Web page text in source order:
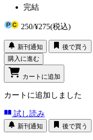
完結
250/¥275(税込)
新刊通知
後で買う
購入に進む
カートに追加
カートに追加しました
試し読み
新刊通知 後で買う